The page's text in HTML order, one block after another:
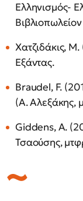
Ελληνισμός-
Χατζιδάκις, Μ.
Εξάντας.
Braudel, F.
(Α. Αλεξάκης,
Giddens, A.
Τσαούσης,